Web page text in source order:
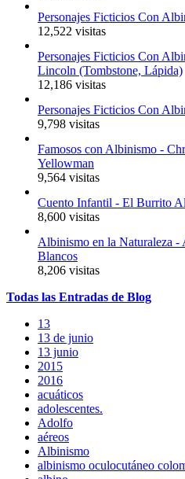
Personajes Ficticios Con
12,522 visitas
Personajes Ficticios Con
Lincoln (Tombstone, Lápida)
12,186 visitas
Personajes Ficticios Con
9,798 visitas
Famosos con Albinismo -
Yellowman
9,564 visitas
Cuento Infantil - El Burrito
8,600 visitas
Albinismo en la Naturaleza
Blancos
8,206 visitas
Todas las Entradas de Blog
13
13 de junio
13 junio
2015
2016
acuáticos
adolescentes.
Adolfo
aéreos
Albinismo
albinismo oculocutáneo